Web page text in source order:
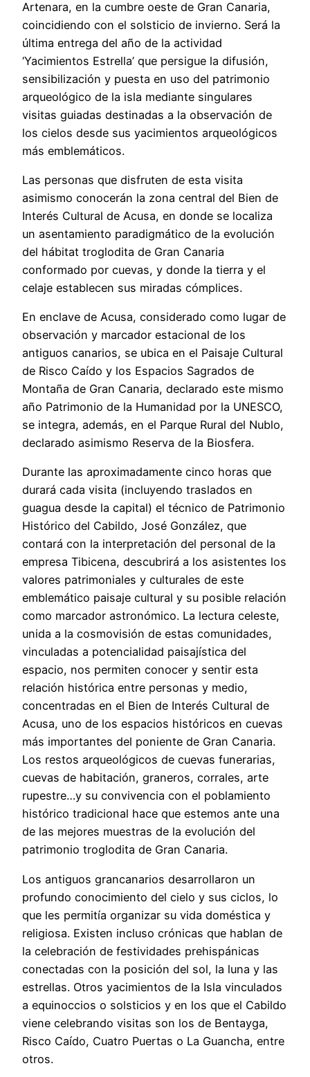
Artenara, en la cumbre oeste de Gran Canaria,
coincidiendo con el solsticio de invierno. Será la
última entrega del año de la actividad
‘Yacimientos Estrella’ que persigue la difusión,
sensibilización y puesta en uso del patrimonio
arqueológico de la isla mediante singulares
visitas guiadas destinadas a la observación de
los cielos desde sus yacimientos arqueológicos
más emblemáticos.
Las personas que disfruten de esta visita
asimismo conocerán la zona central del Bien de
Interés Cultural de Acusa, en donde se localiza
un asentamiento paradigmático de la evolución
del hábitat troglodita de Gran Canaria
conformado por cuevas, y donde la tierra y el
celaje establecen sus miradas cómplices.
En enclave de Acusa, considerado como lugar de
observación y marcador estacional de los
antiguos canarios, se ubica en el Paisaje Cultural
de Risco Caído y los Espacios Sagrados de
Montaña de Gran Canaria, declarado este mismo
año Patrimonio de la Humanidad por la UNESCO,
se integra, además, en el Parque Rural del Nublo,
declarado asimismo Reserva de la Biosfera.
Durante las aproximadamente cinco horas que
durará cada visita (incluyendo traslados en
guagua desde la capital) el técnico de Patrimonio
Histórico del Cabildo, José González, que
contará con la interpretación del personal de la
empresa Tibicena, descubrirá a los asistentes los
valores patrimoniales y culturales de este
emblemático paisaje cultural y su posible relación
como marcador astronómico. La lectura celeste,
unida a la cosmovisión de estas comunidades,
vinculadas a potencialidad paisajística del
espacio, nos permiten conocer y sentir esta
relación histórica entre personas y medio,
concentradas en el Bien de Interés Cultural de
Acusa, uno de los espacios históricos en cuevas
más importantes del poniente de Gran Canaria.
Los restos arqueológicos de cuevas funerarias,
cuevas de habitación, graneros, corrales, arte
rupestre…y su convivencia con el poblamiento
histórico tradicional hace que estemos ante una
de las mejores muestras de la evolución del
patrimonio troglodita de Gran Canaria.
Los antiguos grancanarios desarrollaron un
profundo conocimiento del cielo y sus ciclos, lo
que les permitía organizar su vida doméstica y
religiosa. Existen incluso crónicas que hablan de
la celebración de festividades prehispánicas
conectadas con la posición del sol, la luna y las
estrellas. Otros yacimientos de la Isla vinculados
a equinoccios o solsticios y en los que el Cabildo
viene celebrando visitas son los de Bentayga,
Risco Caído, Cuatro Puertas o La Guancha, entre
otros.